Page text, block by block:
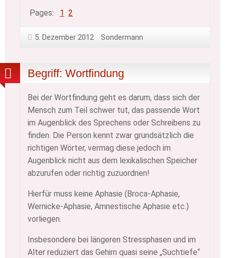
Pages: Page
1 ,Page
2
5. Dezember 2012 Sondermann
Begriff: Wortfindung
Bei der Wortfindung geht es darum, dass sich der
Mensch zum Teil schwer tut, das passende Wort
im Augenblick des Sprechens oder Schreibens zu
finden. Die Person kennt zwar grundsätzlich die
richtigen Wörter, vermag diese jedoch im
Augenblick nicht aus dem lexikalischen Speicher
abzurufen oder richtig zuzuordnen!
Hierfür muss keine Aphasie (Broca-Aphasie,
Wernicke-Aphasie, Amnestische Aphasie etc.)
vorliegen.
Insbesondere bei längeren Stressphasen und im
Alter reduziert das Gehirn quasi seine „Suchtiefe“